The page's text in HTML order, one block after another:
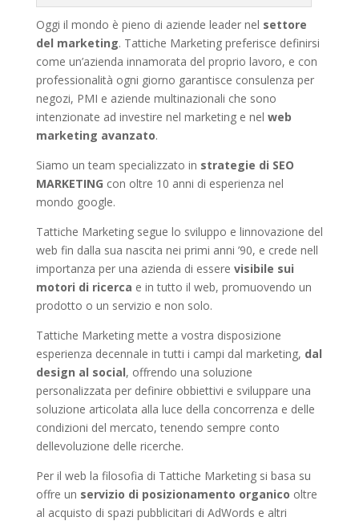
Oggi il mondo è pieno di aziende leader nel settore
del marketing. Tattiche Marketing preferisce definirsi
come un’azienda innamorata del proprio lavoro, e con
professionalità ogni giorno garantisce consulenza per
negozi, PMI e aziende multinazionali che sono
intenzionate ad investire nel marketing e nel web
marketing avanzato.
Siamo un team specializzato in strategie di SEO
MARKETING con oltre 10 anni di esperienza nel
mondo google.
Tattiche Marketing segue lo sviluppo e linnovazione del
web fin dalla sua nascita nei primi anni ’90, e crede nell
importanza per una azienda di essere visibile sui
motori di ricerca e in tutto il web, promuovendo un
prodotto o un servizio e non solo.
Tattiche Marketing mette a vostra disposizione
esperienza decennale in tutti i campi dal marketing, dal
design al social, offrendo una soluzione
personalizzata per definire obbiettivi e sviluppare una
soluzione articolata alla luce della concorrenza e delle
condizioni del mercato, tenendo sempre conto
dellevoluzione delle ricerche.
Per il web la filosofia di Tattiche Marketing si basa su
offre un servizio di posizionamento organico oltre
al acquisto di spazi pubblicitari di AdWords e altri